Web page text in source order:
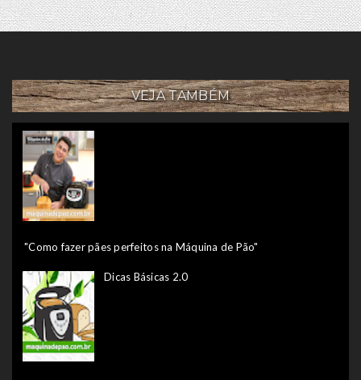
VEJA TAMBÉM
"Como fazer pães perfeitos na Máquina de Pão"
Dicas Básicas 2.0